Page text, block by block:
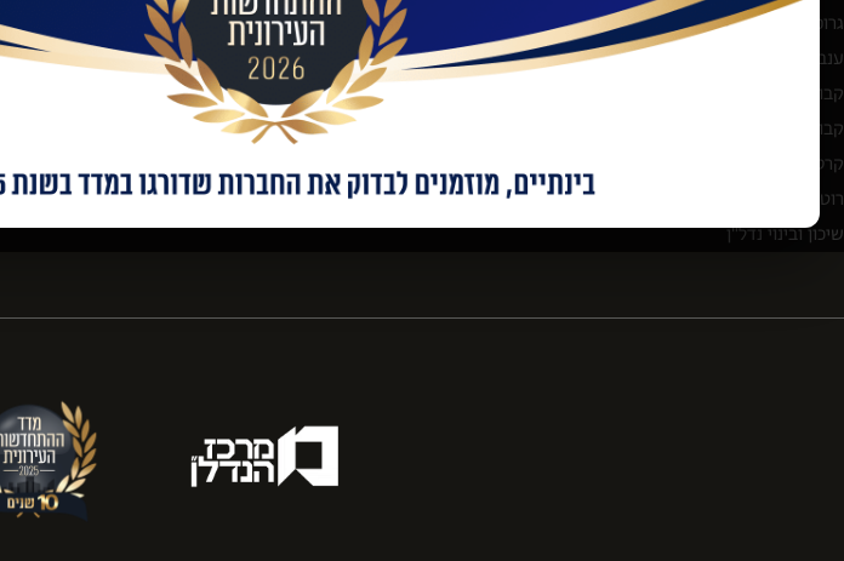
גרופית הנדסה אזרחית ועבודות ציבוריות בע"מ
ענב
קבוצת גבאי
קבוצת יובלים
קרסו
רוטשטיין נדל"ן בע"מ
שיכון ובינוי נדל"ן
שוב ושות' משרד עורכי דין